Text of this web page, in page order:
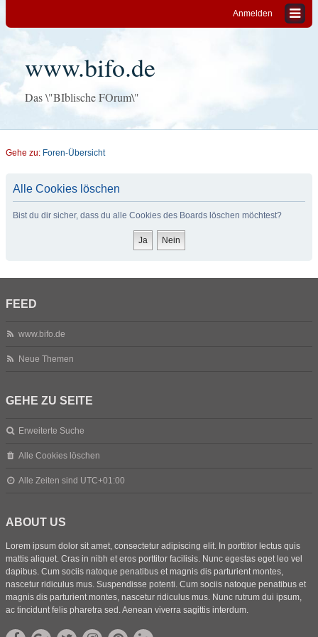
Anmelden
www.bifo.de
Das \"BIblische FOrum\"
Gehe zu: Foren-Übersicht
Alle Cookies löschen
Bist du dir sicher, dass du alle Cookies des Boards löschen möchtest?
FEED
www.bifo.de
Neue Themen
GEHE ZU SEITE
Erweiterte Suche
Alle Cookies löschen
Alle Zeiten sind UTC+01:00
ABOUT US
Lorem ipsum dolor sit amet, consectetur adipiscing elit. In porttitor lectus quis
mattis aliquet. Cras in nibh et eros porttitor facilisis. Nunc egestas eget leo vel
dapibus. Cum sociis natoque penatibus et magnis dis parturient montes,
nascetur ridiculus mus. Suspendisse potenti. Cum sociis natoque penatibus et
magnis dis parturient montes, nascetur ridiculus mus. Nunc rutrum dui ipsum,
ac tincidunt felis pharetra sed. Aenean viverra sagittis interdum.